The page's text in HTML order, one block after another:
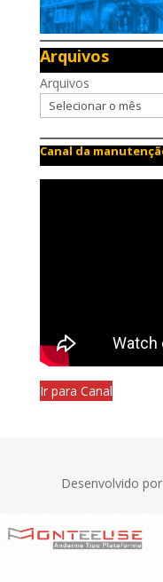
Arquivos
Arquivos
Canal da
Ir para Canal
Desenvolvido por